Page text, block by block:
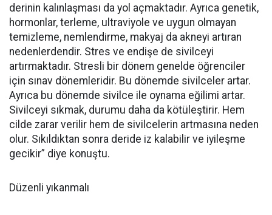
derinin kalınlaşması da yol açmaktadır. Ayrıca genetik,
hormonlar, terleme, ultraviyole ve uygun olmayan
temizleme, nemlendirme, makyaj da akneyi artıran
nedenlerdendir. Stres ve endişe de sivilceyi
artırmaktadır. Stresli bir dönem genelde öğrenciler
için sınav dönemleridir. Bu dönemde sivilceler artar.
Ayrıca bu dönemde sivilce ile oynama eğilimi artar.
Sivilceyi sıkmak, durumu daha da kötüleştirir. Hem
cilde zarar verilir hem de sivilcelerin artmasına neden
olur. Sıkıldıktan sonra deride iz kalabilir ve iyileşme
gecikir” diye konuştu.
Düzenli yıkanmalı